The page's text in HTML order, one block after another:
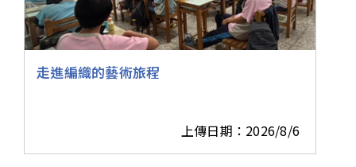
走進編織的藝術旅程
上傳日期：2026/8/6